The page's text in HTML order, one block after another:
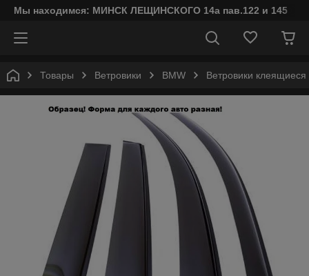
Мы находимся: МИНСК ЛЕЩИНСКОГО 14а пав.122 и 145
Товары Ветровики BMW Ветровики